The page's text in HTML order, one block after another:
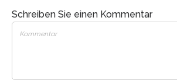
Schreiben Sie einen Kommentar